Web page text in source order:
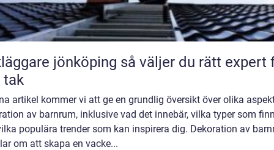
jönköping så väljer du rätt expert för
artikel kommer vi att ge en grundlig översikt över olika
av barnrum, inklusive vad det innebär, vilka typer som
populära trender som kan inspirera dig. Dekoration av
om att skapa en vacke...